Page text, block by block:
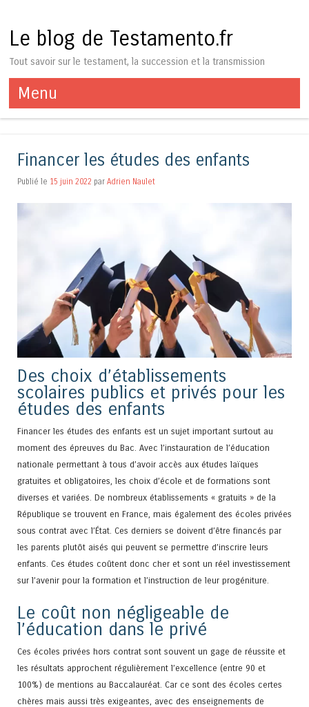
Le blog de Testamento.fr
Tout savoir sur le testament, la succession et la transmission
Menu
Aller au contenu
Financer les études des enfants
Publié le 15 juin 2022 par Adrien Naulet
Des choix d’établissements
scolaires publics et privés pour les
études des enfants
Financer les études des enfants est un sujet important surtout au
moment des épreuves du Bac. Avec l’instauration de l’éducation
nationale permettant à tous d’avoir accès aux études laïques
gratuites et obligatoires, les choix d’école et de formations sont
diverses et variées. De nombreux établissements « gratuits » de la
République se trouvent en France, mais également des écoles privées
sous contrat avec l’État. Ces derniers se doivent d’être financés par
les parents plutôt aisés qui peuvent se permettre d’inscrire leurs
enfants. Ces études coûtent donc cher et sont un réel investissement
sur l’avenir pour la formation et l’instruction de leur progéniture.
Le coût non négligeable de
l’éducation dans le privé
Ces écoles privées hors contrat sont souvent un gage de réussite et
les résultats approchent régulièrement l’excellence (entre 90 et
100%) de mentions au Baccalauréat. Car ce sont des écoles certes
chères mais aussi très exigeantes, avec des enseignements de